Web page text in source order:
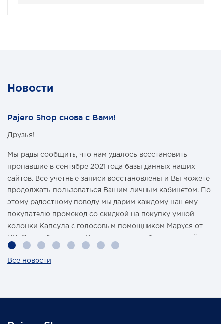
Новости
Pajero Shop снова с Вами!
Друзья!
Мы рады сообщить, что нам удалось восстановить
пропавшие в сентябре 2021 года базы данных наших
сайтов. Все учетные записи восстановлены и Вы можете
продолжать пользоваться Вашим личным кабинетом. По
этому радостному поводу мы дарим каждому нашему
покупателю промокод со скидкой на покупку умной
колонки Капсула с голосовым помощником Маруся от
VK. Он отобразится в Вашем личном кабинете на сайте
магазина Pajero Shop 14 февраля.
Все новости